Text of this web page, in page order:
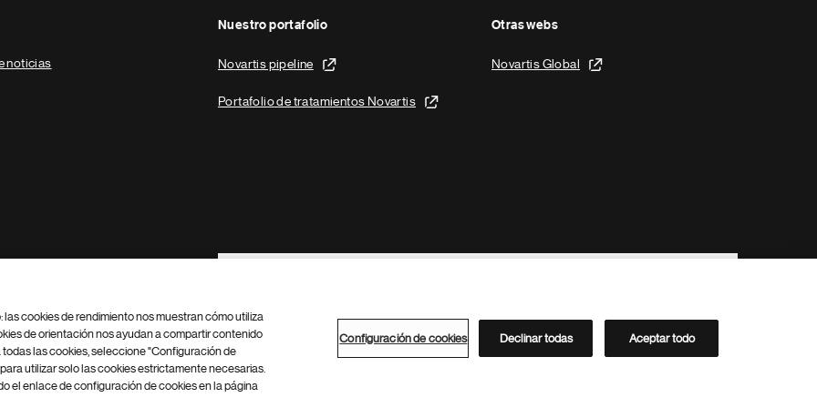
noticias
Nuestro portafolio
Novartis pipeline
Portafolio de tratamientos Novartis
Otras webs
Novartis Global
Footer Site Search
Configuración de cookies Mapa del sitio
Directorio de Novartis
cookies de rendimiento nos muestran cómo utiliza
de orientación nos ayudan a compartir contenido
las cookies, seleccione "Configuración de
utilizar solo las cookies estrictamente necesarias.
el enlace de configuración de cookies en la página
Configuración de cookies Declinar todas Aceptar todo